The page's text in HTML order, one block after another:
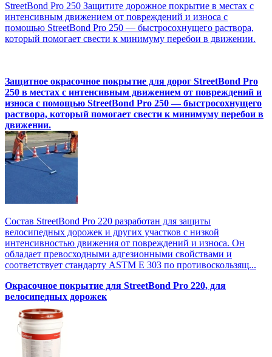
StreetBond Pro 250 Защитите дорожное покрытие в местах с
интенсивным движением от повреждений и износа с
помощью StreetBond Pro 250 — быстросохнущего раствора,
который помогает свести к минимуму перебои в движении.
Защитное окрасочное покрытие для дорог StreetBond Pro
250 в местах с интенсивным движением от повреждений и
износа с помощью StreetBond Pro 250 — быстросохнущего
раствора, который помогает свести к минимуму перебои в
движении.
Состав StreetBond Pro 220 разработан для защиты
велосипедных дорожек и других участков с низкой
интенсивностью движения от повреждений и износа. Он
обладает превосходными адгезионными свойствами и
соответствует стандарту ASTM E 303 по противоскользящ...
Окрасочное покрытие для StreetBond Pro 220, для
велосипедных дорожек